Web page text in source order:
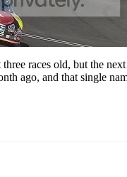
races old, but the
ago, and that single